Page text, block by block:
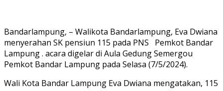
Bandarlampung, – Walikota Bandarlampung, Eva Dwiana
menyerahan SK pensiun 115 pada PNS Pemkot Bandar
Lampung . acara digelar di Aula Gedung Semergou
Pemkot Bandar Lampung pada Selasa (7/5/2024).
Wali Kota Bandar Lampung Eva Dwiana mengatakan, 115